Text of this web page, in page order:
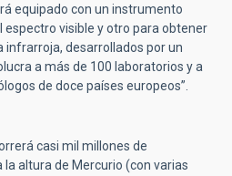
equipado con un instrumento
espectro visible y otro para obtener
infrarroja, desarrollados por un
a más de 100 laboratorios y a
de doce países europeos”.
casi mil millones de
altura de Mercurio (con varias